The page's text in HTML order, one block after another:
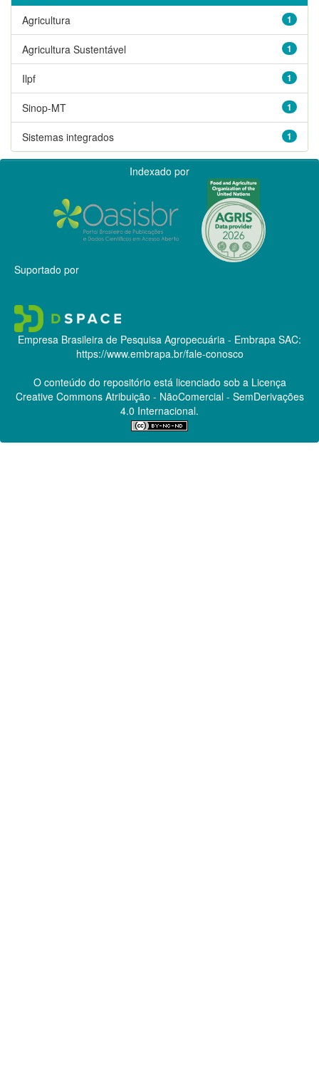
1
Agricultura
1
Agricultura Sustentável
1
Ilpf
1
Sinop-MT
1
Sistemas integrados
Indexado por
Suportado por
Empresa Brasileira de Pesquisa Agropecuária - Embrapa SAC:
https://www.embrapa.br/fale-conosco
O conteúdo do repositório está licenciado sob a Licença
Creative CommonsAtribuição - NãoComercial - SemDerivações
4.0 Internacional.